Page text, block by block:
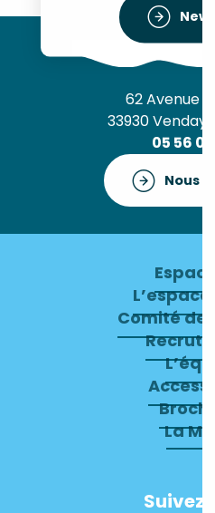
62 Avenue
33930
05 56
Nous
L’espace
Comité de
La
Suivez-